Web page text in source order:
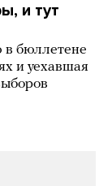
и тут
бюллетене
и уехавшая